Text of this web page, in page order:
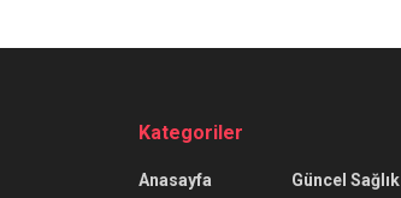
Kategoriler
Anasayfa
Güncel Sağlık